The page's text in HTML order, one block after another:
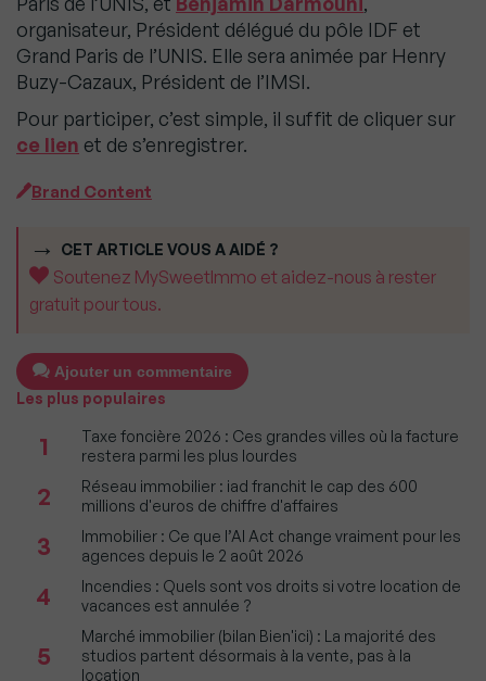
organisateur, Président délégué du pôle IDF et
Grand Paris de l’UNIS. Elle sera animée par Henry
Buzy-Cazaux, Président de l’IMSI.
Pour participer, c’est simple, il suffit de cliquer sur
ce lien et de s’enregistrer.
Brand Content
CET ARTICLE VOUS A AIDÉ ?
Soutenez MySweetImmo et aidez-nous à rester
gratuit pour tous.
Ajouter un commentaire
Les plus populaires
1
Taxe foncière 2026 : Ces grandes villes où la facture
restera parmi les plus lourdes
2
Réseau immobilier : iad franchit le cap des 600
millions d'euros de chiffre d'affaires
3
Immobilier : Ce que l’AI Act change vraiment pour les
agences depuis le 2 août 2026
4
Incendies : Quels sont vos droits si votre location de
vacances est annulée ?
5
Marché immobilier (bilan Bien'ici) : La majorité des
studios partent désormais à la vente, pas à la
location